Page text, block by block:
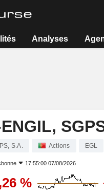
Analyses
S.A. Actions EGL
17:55:00 07/08/2026
%